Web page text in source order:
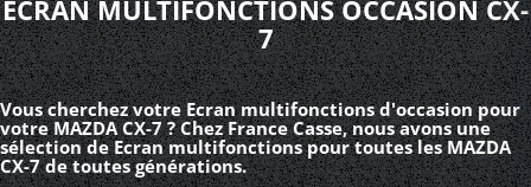
ECRAN MULTIFONCTIONS OCCASION CX-
7
Vous cherchez votre Ecran multifonctions d'occasion pour
votre MAZDA CX-7 ? Chez France Casse, nous avons une
sélection de Ecran multifonctions pour toutes les MAZDA
CX-7 de toutes générations.